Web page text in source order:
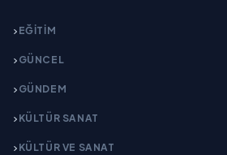
EĞITIM
GÜNCEL
GÜNDEM
KÜLTÜR SANAT
KÜLTÜR VE SANAT